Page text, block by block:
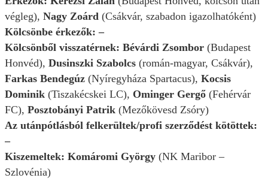
végleg), Nagy Zoárd (Csákvár, szabadon igazolhatóként)
Kölcsönbe érkezők: –
Kölcsönből visszatérnek: Bévárdi Zsombor (Budapest
Honvéd), Dusinszki Szabolcs (román-magyar, Csákvár),
Farkas Bendegúz (Nyíregyháza Spartacus), Kocsis
Dominik (Tiszakécskei LC), Ominger Gergő (Fehérvár
FC), Posztobányi Patrik (Mezőkövesd Zsóry)
Az utánpótlásból felkerültek/profi szerződést kötöttek:
–
Kiszemeltek: Komáromi György (NK Maribor –
Szlovénia)